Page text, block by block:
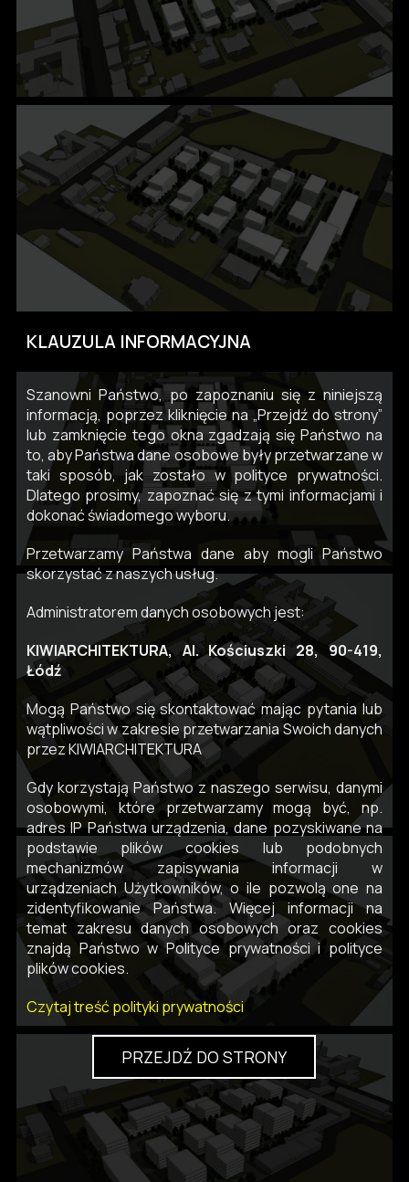
KLAUZULA INFORMACYJNA
Szanowni Państwo, po zapoznaniu się z niniejszą
informacją, poprzez kliknięcie na „Przejdź do strony”
lub zamknięcie tego okna zgadzają się Państwo na
to, aby Państwa dane osobowe były przetwarzane w
taki sposób, jak zostało w polityce prywatności.
Dlatego prosimy, zapoznać się z tymi informacjami i
dokonać świadomego wyboru.
Przetwarzamy Państwa dane aby mogli Państwo
skorzystać z naszych usług.
Administratorem danych osobowych jest:
KIWIARCHITEKTURA, Al. Kościuszki 28, 90-419,
Łódź
Mogą Państwo się skontaktować mając pytania lub
wątpliwości w zakresie przetwarzania Swoich danych
przez KIWIARCHITEKTURA
Gdy korzystają Państwo z naszego serwisu, danymi
osobowymi, które przetwarzamy mogą być, np.
adres IP Państwa urządzenia, dane pozyskiwane na
podstawie plików cookies lub podobnych
mechanizmów zapisywania informacji w
urządzeniach Użytkowników, o ile pozwolą one na
zidentyfikowanie Państwa. Więcej informacji na
temat zakresu danych osobowych oraz cookies
znajdą Państwo w Polityce prywatności i polityce
plików cookies.
Czytaj treść polityki prywatności
PRZEJDŹ DO STRONY